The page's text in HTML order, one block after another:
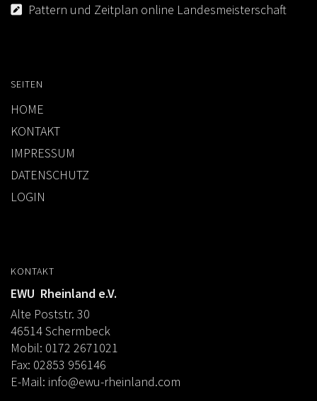
AKTIV IM RHEINLAND
AUSBILDUNG
WESTERNREITEN
TRAINERAUSBILDUNG
TURNIERE
KURSE
JUGEND
BREITENSPORT
Pattern und Zeitplan online Landesmeisterschaft
SEITEN
HOME
KONTAKT
IMPRESSUM
DATENSCHUTZ
LOGIN
KONTAKT
EWU Rheinland e.V.
Alte Poststr. 30
46514 Schermbeck
Mobil: 0172 2671021
Fax: 02853 956146
E-Mail: info@ewu-rheinland.com